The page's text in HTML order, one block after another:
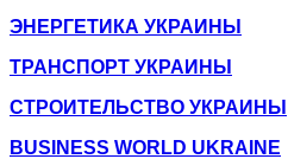
ЭНЕРГЕТИКА УКРАИНЫ
ТРАНСПОРТ УКРАИНЫ
СТРОИТЕЛЬСТВО УКРАИНЫ
BUSINESS WORLD UKRAINE